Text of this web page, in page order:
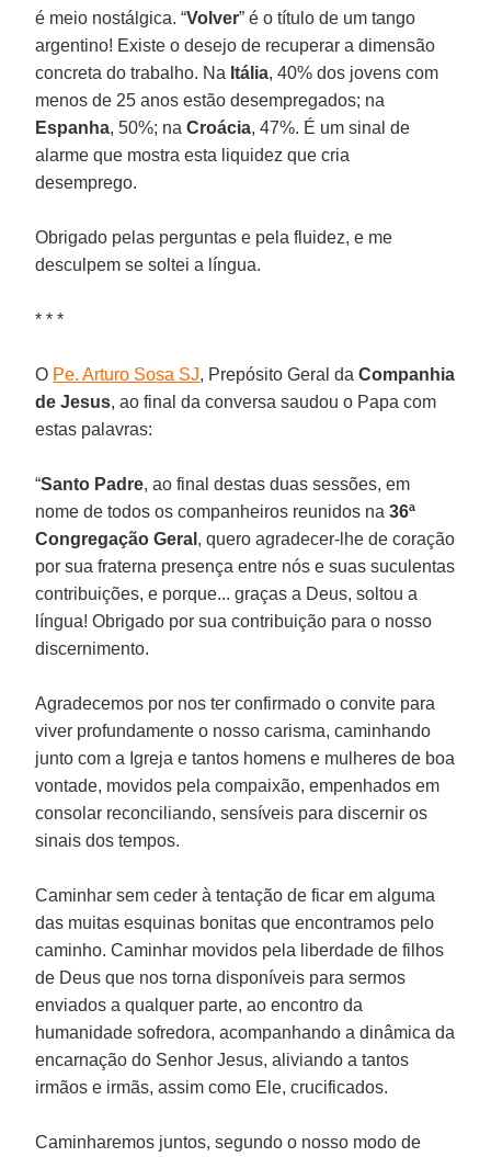
é meio nostálgica. “Volver” é o título de um tango
argentino! Existe o desejo de recuperar a dimensão
concreta do trabalho. Na Itália, 40% dos jovens com
menos de 25 anos estão desempregados; na
Espanha, 50%; naCroácia, 47%. É um sinal de
alarme que mostra esta liquidez que cria
desemprego.
Obrigado pelas perguntas e pela fluidez, e me
desculpem se soltei a língua.
* * *
O Pe. Arturo Sosa SJ, Prepósito Geral daCompanhia
de Jesus, ao final da conversa saudou o Papa com
estas palavras:
“Santo Padre, ao final destas duas sessões, em
nome de todos os companheiros reunidos na36ª
Congregação Geral , quero agradecer-lhe de coração
por sua fraterna presença entre nós e suas suculentas
contribuições, e porque... graças a Deus, soltou a
língua! Obrigado por sua contribuição para o nosso
discernimento.
Agradecemos por nos ter confirmado o convite para
viver profundamente o nosso carisma, caminhando
junto com a Igreja e tantos homens e mulheres de boa
vontade, movidos pela compaixão, empenhados em
consolar reconciliando, sensíveis para discernir os
sinais dos tempos.
Caminhar sem ceder à tentação de ficar em alguma
das muitas esquinas bonitas que encontramos pelo
caminho. Caminhar movidos pela liberdade de filhos
de Deus que nos torna disponíveis para sermos
enviados a qualquer parte, ao encontro da
humanidade sofredora, acompanhando a dinâmica da
encarnação do Senhor Jesus, aliviando a tantos
irmãos e irmãs, assim como Ele, crucificados.
Caminharemos juntos, segundo o nosso modo de